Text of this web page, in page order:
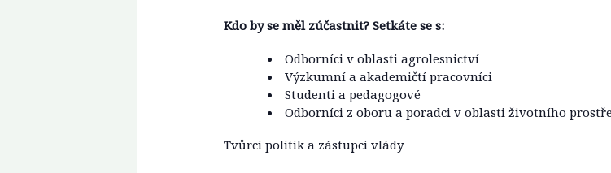
Kdo by se měl zúčastnit? Setkáte se s:
Odborníci v oblasti agrolesnictví
Výzkumní a akademičtí pracovníci
Studenti a pedagogové
Odborníci z oboru a poradci v oblasti životního
Tvůrci politik a zástupci vlády